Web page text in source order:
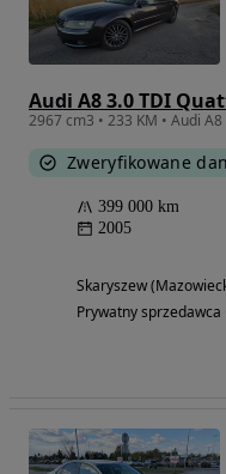
Audi A8 3.0 TDI
2967 cm3 • 233 KM • Audi
Zweryfikowane
399 000 km
2005
Skaryszew
Prywatny sprzedawca